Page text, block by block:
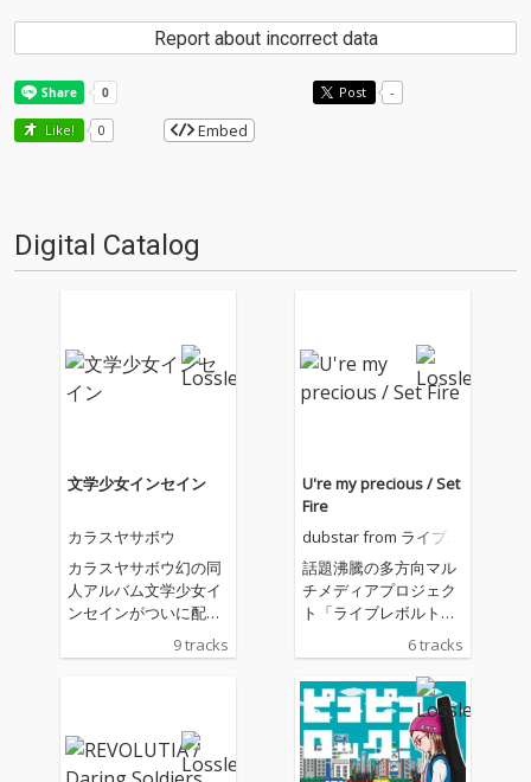
Report about incorrect data
Post -
Like! 0 Embed
Digital Catalog
文学少女インセイン
カラスヤサボウ
カラスヤサボウ幻の同
人アルバム文学少女イ
ンセインがついに配信
9 tracks
U're my precious / Set
Fire
dubstar from ライブレ
話題沸騰の多方向マル
チメディアプロジェク
ト「ライブレボルト」
からユニットCDの第一
弾が遂に登場！ 本作の
主役である藤原あかね
が在籍するユニットdu
bstarの1stSG!
6 tracks